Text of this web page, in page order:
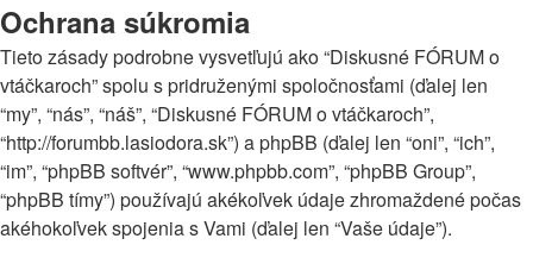
Ochrana súkromia
Tieto zásady podrobne vysvetľujú ako “Diskusné FÓRUM o
vtáčkaroch” spolu s pridruženými spoločnosťami (ďalej len
“my”, “nás”, “náš”, “Diskusné FÓRUM o vtáčkaroch”,
“http://forumbb.lasiodora.sk”) a phpBB (ďalej len “oni”, “ich”,
“im”, “phpBB softvér”, “www.phpbb.com”, “phpBB Group”,
“phpBB tímy”) používajú akékoľvek údaje zhromaždené počas
akéhokoľvek spojenia s Vami (ďalej len “Vaše údaje”).